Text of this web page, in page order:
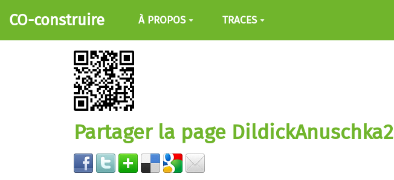
Aller au contenu principal
CO-construire À PROPOS TRACES
Partager la page DildickAnuschka2